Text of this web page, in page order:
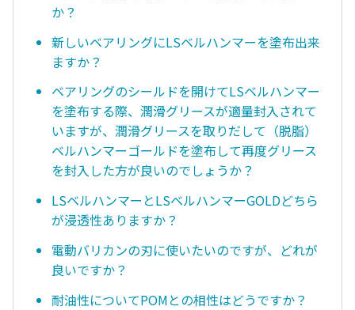
か？
新しいベアリングにLSベルハンマーを塗布出来
ますか？
ベアリングのシールドを開けてLSベルハンマー
を塗布する際、潤滑グリースが適量封入されて
いますが、潤滑グリースを取りだして（脱脂）
ベルハンマーゴールドを塗布して再度グリース
を封入した方が良いのでしょうか？
LSベルハンマーとLSベルハンマーGOLDどちら
が浸透性ありますか？
電動バリカンの刃に使いたいのですが、どれが
良いですか？
耐油性についてPOMとの相性はどうですか？